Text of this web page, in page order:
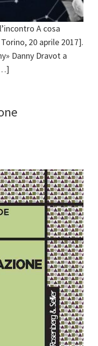
A cosa
20 aprile 2017].
Danny Dravot a